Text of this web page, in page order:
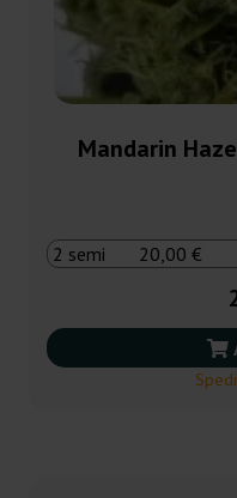
Mandarin